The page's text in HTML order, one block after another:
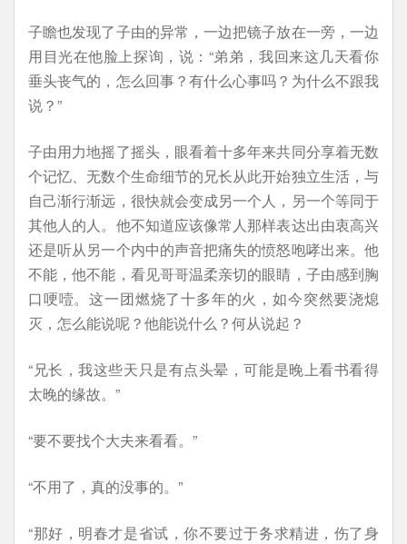
子瞻也发现了子由的异常，一边把镜子放在一旁，一边
用目光在他脸上探询，说：“弟弟，我回来这几天看你
垂头丧气的，怎么回事？有什么心事吗？为什么不跟我
说？”
子由用力地摇了摇头，眼看着十多年来共同分享着无数
个记忆、无数个生命细节的兄长从此开始独立生活，与
自己渐行渐远，很快就会变成另一个人，另一个等同于
其他人的人。他不知道应该像常人那样表达出由衷高兴
还是听从另一个内中的声音把痛失的愤怒咆哮出来。他
不能，他不能，看见哥哥温柔亲切的眼睛，子由感到胸
口哽噎。这一团燃烧了十多年的火，如今突然要浇熄
灭，怎么能说呢？他能说什么？何从说起？
“兄长，我这些天只是有点头晕，可能是晚上看书看得
太晚的缘故。”
“要不要找个大夫来看看。”
“不用了，真的没事的。”
“那好，明春才是省试，你不要过于务求精进，伤了身